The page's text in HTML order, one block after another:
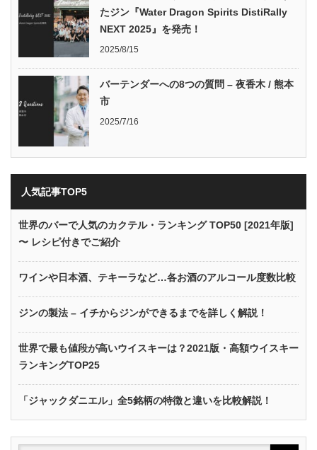
たジン『Water Dragon Spirits DistiRally
NEXT 2025』を発売！
2025/8/15
バーテンダーへの8つの質問 – 夜香木 / 熊本
市
2025/7/16
人気記事TOP5
世界のバーで人気のカクテル・ランキング TOP50 [2021年版]
〜 レシピ付きでご紹介
ワインや日本酒、テキーラなど…各お酒のアルコール度数比較
ジンの製法 – イチからジンができるまでを詳しく解説！
世界で最も値段が高いウイスキーは？2021版・高額ウイスキー
ランキングTOP25
「ジャックダニエル」全5銘柄の特徴と違いを比較解説！